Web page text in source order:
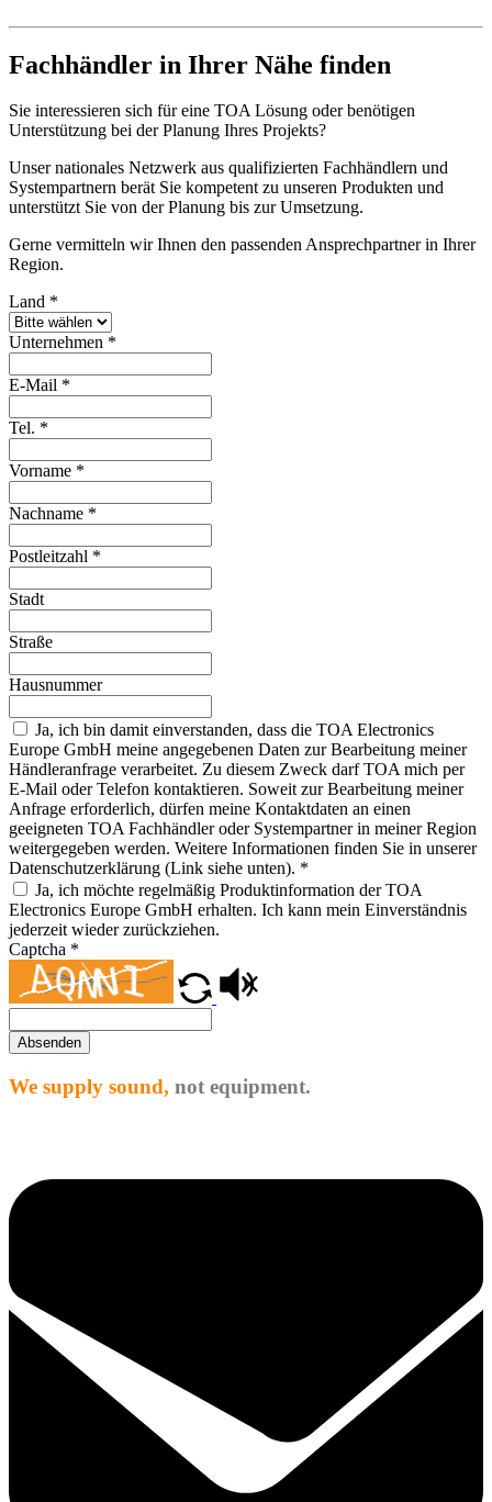
Fachhändler in Ihrer Nähe finden
Sie interessieren sich für eine TOA Lösung oder benötigen
Unterstützung bei der Planung Ihres Projekts?
Unser nationales Netzwerk aus qualifizierten Fachhändlern und
Systempartnern berät Sie kompetent zu unseren Produkten und
unterstützt Sie von der Planung bis zur Umsetzung.
Gerne vermitteln wir Ihnen den passenden Ansprechpartner in Ihrer
Region.
Land *
Unternehmen *
E-Mail *
Tel. *
Vorname *
Nachname *
Postleitzahl *
Stadt
Straße
Hausnummer
Ja, ich bin damit einverstanden, dass die TOA Electronics
Europe GmbH meine angegebenen Daten zur Bearbeitung meiner
Händleranfrage verarbeitet. Zu diesem Zweck darf TOA mich per
E-Mail oder Telefon kontaktieren. Soweit zur Bearbeitung meiner
Anfrage erforderlich, dürfen meine Kontaktdaten an einen
geeigneten TOA Fachhändler oder Systempartner in meiner Region
weitergegeben werden. Weitere Informationen finden Sie in unserer
Datenschutzerklärung (Link siehe unten). *
Ja, ich möchte regelmäßig Produktinformation der TOA
Electronics Europe GmbH erhalten. Ich kann mein Einverständnis
jederzeit wieder zurückziehen.
Captcha *
Absenden
We supply sound, not equipment.